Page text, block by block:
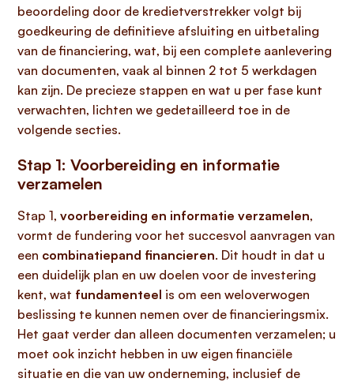
beoordeling door de kredietverstrekker volgt bij
goedkeuring de definitieve afsluiting en uitbetaling
van de financiering, wat, bij een complete aanlevering
van documenten, vaak al binnen 2 tot 5 werkdagen
kan zijn. De precieze stappen en wat u per fase kunt
verwachten, lichten we gedetailleerd toe in de
volgende secties.
Stap 1: Voorbereiding en informatie
verzamelen
Stap 1, voorbereiding en informatie verzamelen,
vormt de fundering voor het succesvol aanvragen van
een combinatiepand financieren. Dit houdt in dat u
een duidelijk plan en uw doelen voor de investering
kent, wat fundamenteel is om een weloverwogen
beslissing te kunnen nemen over de financieringsmix.
Het gaat verder dan alleen documenten verzamelen; u
moet ook inzicht hebben in uw eigen financiële
situatie en die van uw onderneming, inclusief de